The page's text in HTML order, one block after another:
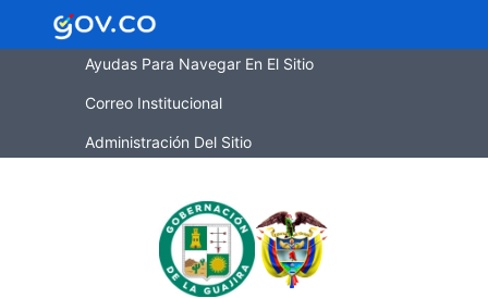
Ayudas Para Navegar En El Sitio
Correo Institucional
Administración Del Sitio